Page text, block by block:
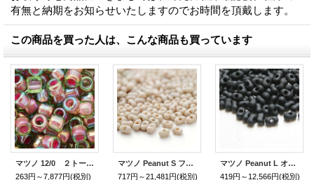
有無と納期をお知らせいたしますのでお時間を頂戴します。
この商品を買った人は、こんな商品も買っています
マツノ 12/0 ２トーンインサイドレインボー
263円～7,877円(税別)
マツノ Peanut S フロスト ストーン
717円～21,481円(税別)
マツノ Peanut L オパークフロスト
419円～12,566円(税別)